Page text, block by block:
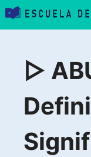
Saltar
contenido
▷